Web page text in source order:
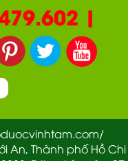
|
An, Thành phố Hồ Chi